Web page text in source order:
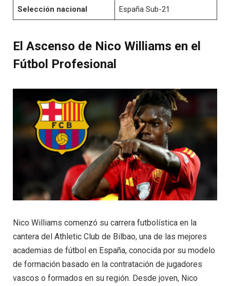
Selección nacional España Sub-21
El Ascenso de Nico Williams en el
Fútbol Profesional
Nico Williams comenzó su carrera futbolística en la
cantera del Athletic Club de Bilbao, una de las mejores
academias de fútbol en España, conocida por su modelo
de formación basado en la contratación de jugadores
vascos o formados en su región. Desde joven, Nico